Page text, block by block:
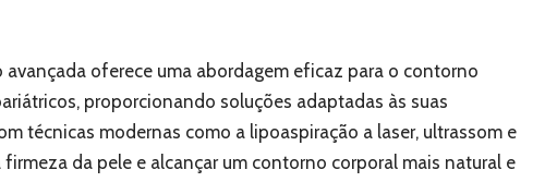
avançada oferece uma abordagem eficaz para o contorno
proporcionando soluções adaptadas às suas
técnicas modernas como a lipoaspiração a laser, ultrassom e
firmeza da pele e alcançar um contorno corporal mais natural e